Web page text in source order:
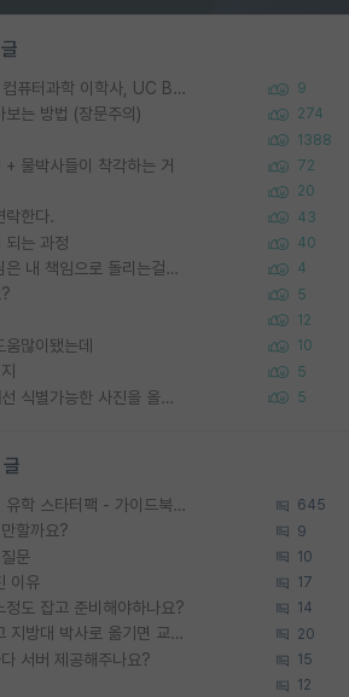
Korea University 수학, 컴퓨터과학 이학사, UC Berkeley 산업공학 대학원 공학박사가 되는 것은 쉽지 않겠죠? 9
는 방법 (장문주의) 274
1388
물박사들이 착각하는 거 72
20
락한다. 43
되는 과정 40
왜 후배가 못하는걸 교수님은 내 책임으로 돌리는걸까요? 4
5
12
많이됐는데 10
5
정보보안 연구하는 입장에선 식별가능한 사진을 올리는건 비추이긴함 5
[무료] 2026 미국 대학원 유학 스타터팩 - 가이드북 & 합격자 컨택메일 템플릿 645
할까요? 9
문 10
이유 17
도 잡고 준비해야하나요? 14
SSH 박사과정을 그만두고 지방대 박사로 옮기면 교수의 꿈은 끝일까요? 20
서버 제공해주나요? 15
12